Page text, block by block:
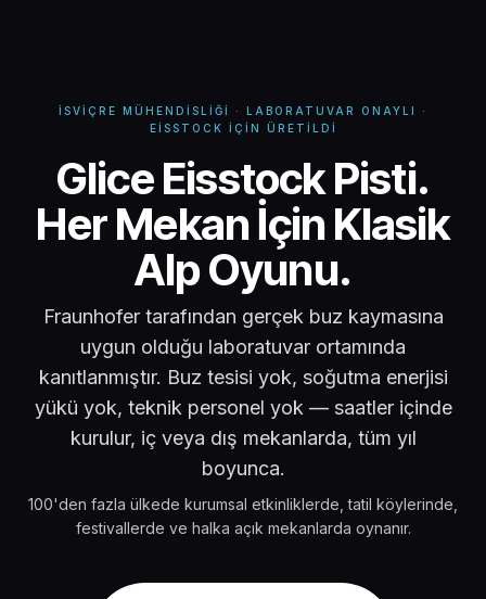
İSVIÇRE MÜHENDISLIĞI · LABORATUVAR ONAYLI ·
EISSTOCK İÇIN ÜRETILDI
Glice Eisstock Pisti
Glice Eisstock Pisti.
Her Mekan İçin Klasik
Alp Oyunu.
Fraunhofer tarafından gerçek buz kaymasına
uygun olduğu laboratuvar ortamında
kanıtlanmıştır. Buz tesisi yok, soğutma enerjisi
yükü yok, teknik personel yok — saatler içinde
kurulur, iç veya dış mekanlarda, tüm yıl
boyunca.
100'den fazla ülkede kurumsal etkinliklerde, tatil köylerinde,
festivallerde ve halka açık mekanlarda oynanır.